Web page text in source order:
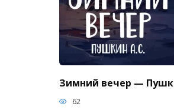
Зимний вечер —
62